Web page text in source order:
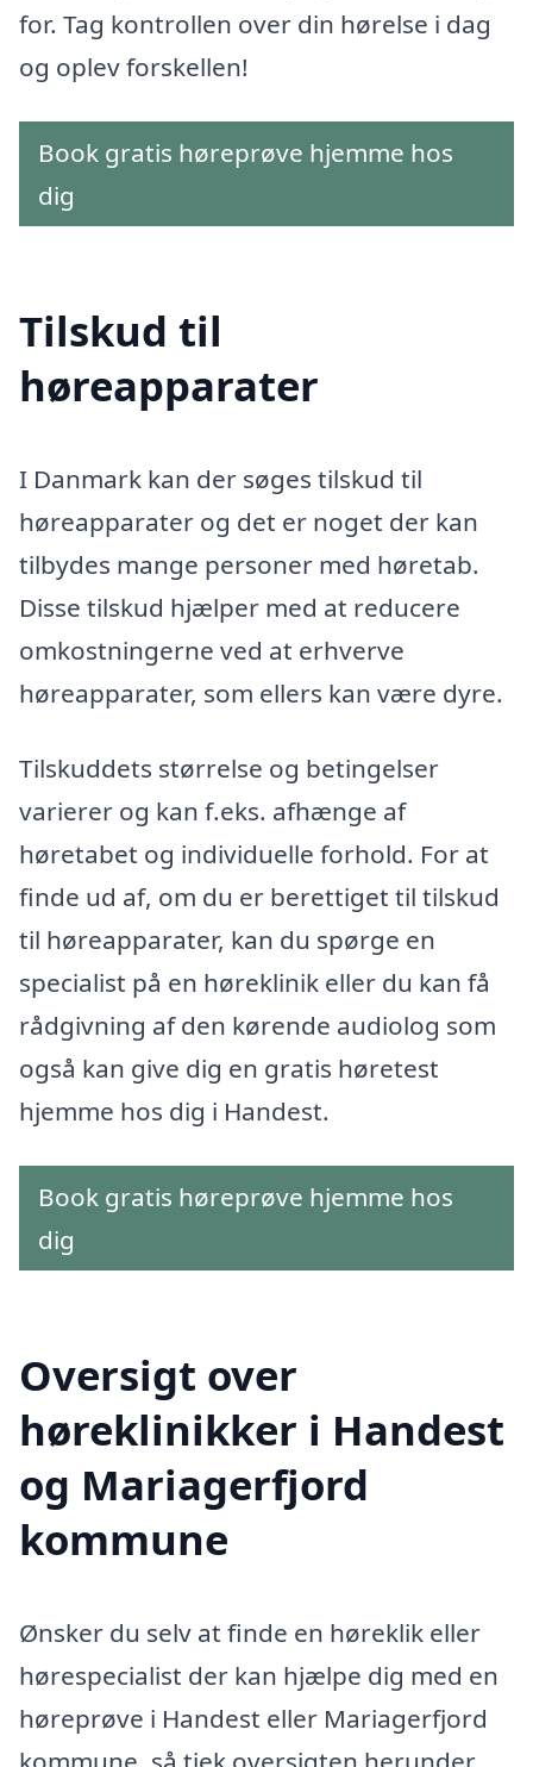
for. Tag kontrollen over din hørelse i dag
og oplev forskellen!
Book gratis høreprøve hjemme hos
dig
Tilskud til
høreapparater
I Danmark kan der søges tilskud til
høreapparater og det er noget der kan
tilbydes mange personer med høretab.
Disse tilskud hjælper med at reducere
omkostningerne ved at erhverve
høreapparater, som ellers kan være dyre.
Tilskuddets størrelse og betingelser
varierer og kan f.eks. afhænge af
høretabet og individuelle forhold. For at
finde ud af, om du er berettiget til tilskud
til høreapparater, kan du spørge en
specialist på en høreklinik eller du kan få
rådgivning af den kørende audiolog som
også kan give dig en gratis høretest
hjemme hos dig i Handest.
Book gratis høreprøve hjemme hos
dig
Oversigt over
høreklinikker i Handest
og Mariagerfjord
kommune
Ønsker du selv at finde en høreklik eller
hørespecialist der kan hjælpe dig med en
høreprøve i Handest eller Mariagerfjord